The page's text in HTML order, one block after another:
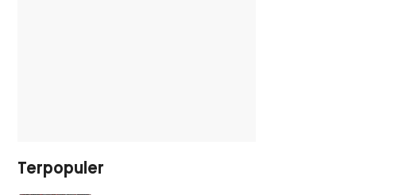
Terpopuler